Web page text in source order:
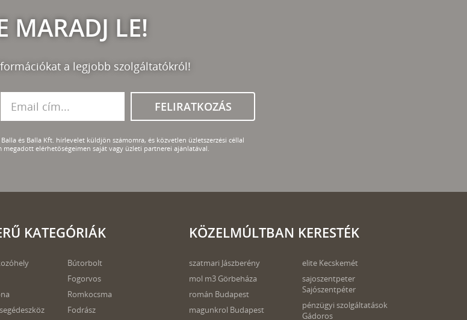
MARADJ LE!
a legjobb szolgáltatókról!
FELIRATKOZÁS
és Balla Kft. hírlevelet küldjön számomra, és közvetlen üzletszerzési céllal
megadott elérhetőségeimen saját vagy üzleti partnerei ajánlatával.
KATEGÓRIÁK
Bútorbolt
Fogorvos
Romkocsma
Fodrász
KÖZELMÚLTBAN KERESTÉK
szatmari Jászberény
mol m3 Görbeháza
román Budapest
magunkrol Budapest
elite Kecskemét
sajoszentpeter
Sajószentpéter
pénzügyi szolgáltatások
Gádoros